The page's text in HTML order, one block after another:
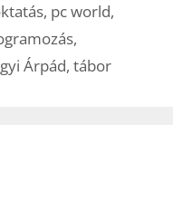
, pc world,
,
Árpád, tábor